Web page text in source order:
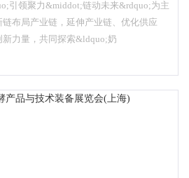
国际会展中心盛大开幕
引领聚力&middot;链动未来&rdquo;为主
布局产业链，延伸产业链、优化供应
力量，共同探索&ldquo;奶